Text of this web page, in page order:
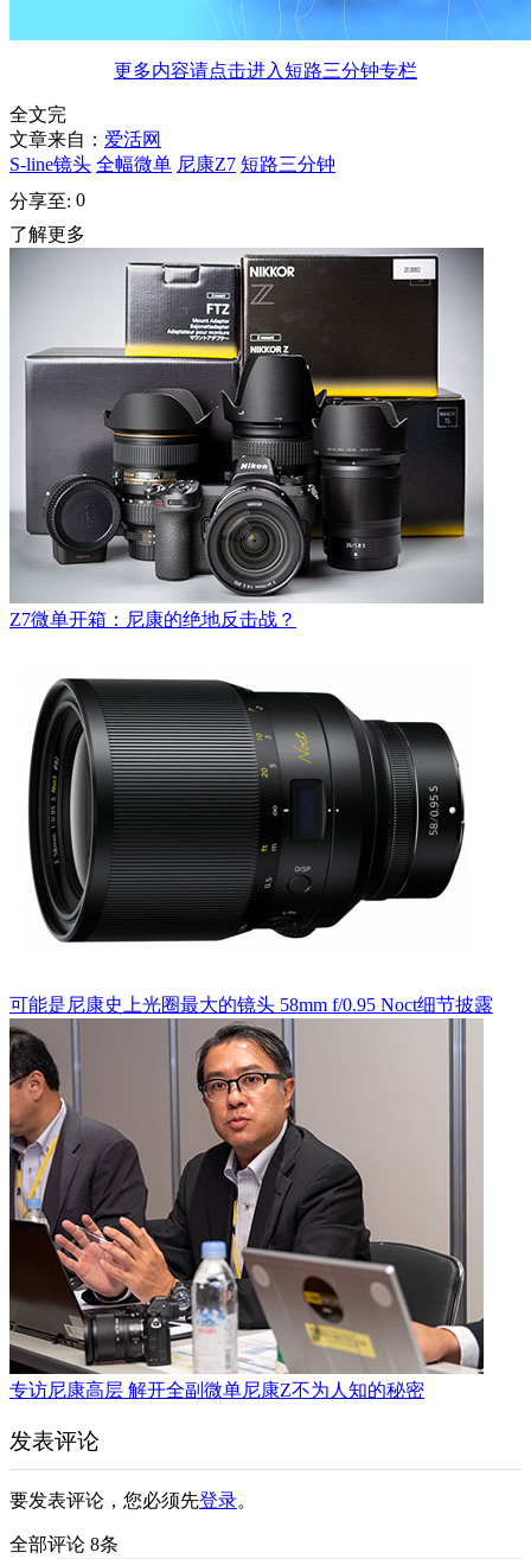
更多内容请点击进入短路三分钟专栏
全文完
文章来自： 爱活网
S-line镜头 全幅微单 尼康Z7 短路三分钟
分享至: 0
了解更多
Z7微单开箱：尼康的绝地反击战？
可能是尼康史上光圈最大的镜头 58mm f/0.95 Noct细节披露
专访尼康高层 解开全副微单尼康Z不为人知的秘密
发表评论
要发表评论，您必须先登录。
全部评论 8条